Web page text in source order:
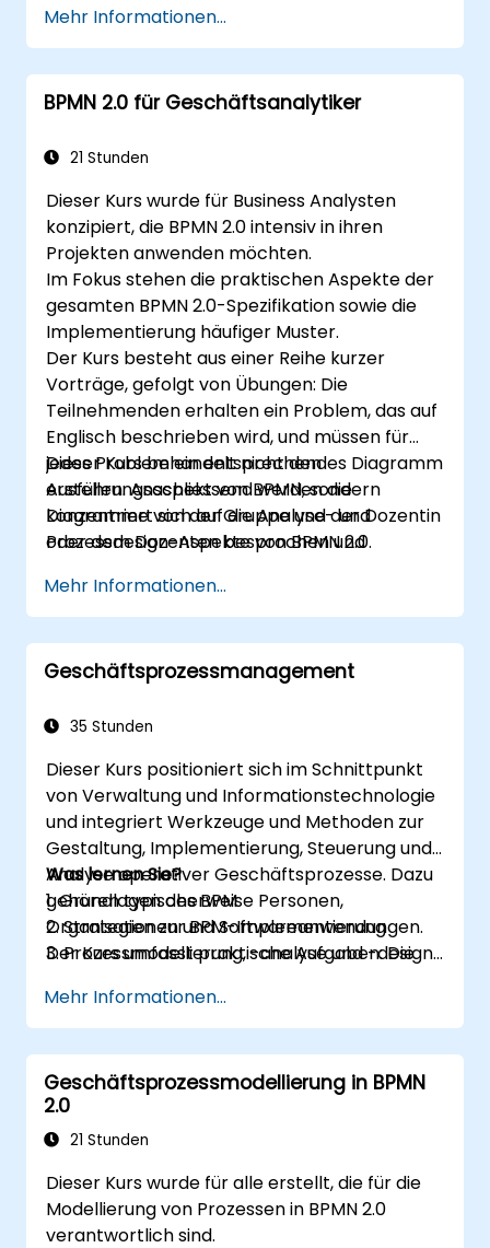
testen und bereitzustellen.
Drools Workbench zur Regelverwaltung
und für Entscheidungstabellen zu nutzen.
Drools in realen Szenarien zu
automatisieren.
Mehr Informationen...
BPMN 2.0 für Geschäftsanalytiker
21 Stunden
Dieser Kurs wurde für Business Analysten
konzipiert, die BPMN 2.0 intensiv in ihren
Projekten anwenden möchten.
Im Fokus stehen die praktischen Aspekte der
gesamten BPMN 2.0-Spezifikation sowie die
Implementierung häufiger Muster.
Der Kurs besteht aus einer Reihe kurzer
Vorträge, gefolgt von Übungen: Die
Teilnehmenden erhalten ein Problem, das auf
Englisch beschrieben wird, und müssen für
jedes Problem ein entsprechendes Diagramm
erstellen. Anschliessend werden die
Diagramme von der Gruppe und der Dozentin
oder dem Dozenten besprochen und
Dieser Kurs behandelt nicht den
Ausführungsaspekt von BPMN, sondern
konzentriert sich auf die Analyse- und
Prozessdesign-Aspekte von BPMN 2.0.
Mehr Informationen...
Geschäftsprozessmanagement
35 Stunden
Dieser Kurs positioniert sich im Schnittpunkt
von Verwaltung und Informationstechnologie
und integriert Werkzeuge und Methoden zur
Gestaltung, Implementierung, Steuerung und
Analyse operativer Geschäftsprozesse. Dazu
gehören typischerweise Personen,
Organisationen und Softwareanwendungen.
Der Kurs umfasst praktische Aufgaben: Die
Sitzungen in die jeweiligen Themen eingeführt
und diese werden durch praktische Übungen
begleitet.
Was lernen Sie?
1. Grundlagen des BPM
2. Strategien zur BPM-Implementierung
3. Prozessmodellierung, -analyse und -design
5. Modellierung eines Prozesses mit BPMN
6. Geschäftsregeln
Mehr Informationen...
Geschäftsprozessmodellierung in BPMN
2.0
21 Stunden
Dieser Kurs wurde für alle erstellt, die für die
Modellierung von Prozessen in BPMN 2.0
verantwortlich sind.